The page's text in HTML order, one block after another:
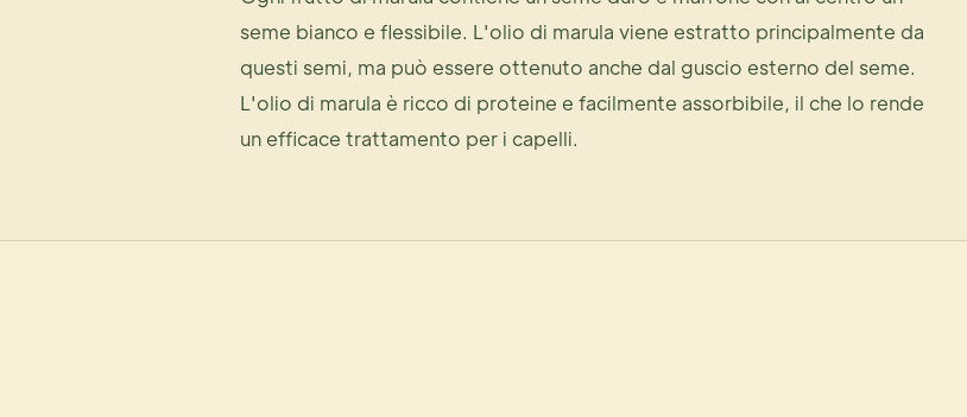
seme bianco e flessibile. L'olio di marula viene estratto principalmente da
questi semi, ma può essere ottenuto anche dal guscio esterno del seme.
L'olio di marula è ricco di proteine ​​e facilmente assorbibile, il che lo rende
un efficace trattamento per i capelli.